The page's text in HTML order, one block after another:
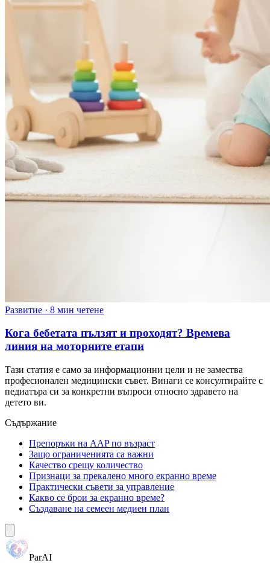
Развитие · 8 мин четене
Кога бебетата пълзят и проходят? Времева
линия на моторните етапи
Тази статия е само за информационни цели и не замества
професионален медицински съвет. Винаги се консултирайте с
педиатъра си за конкретни въпроси относно здравето на
детето ви.
Съдържание
Препоръки на AAP по възраст
Защо ограниченията са важни
Качество срещу количество
Признаци за прекалено много екранно време
Практически съвети за управление
Какво се брои за екранно време?
Създаване на семеен медиен план
ParAI